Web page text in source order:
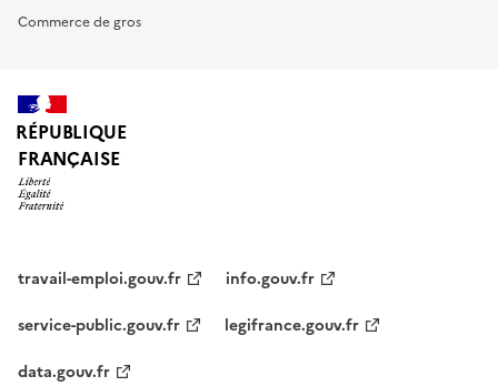
Commerce de gros
RÉPUBLIQUE
FRANÇAISE
travail-emploi.gouv.fr
info.gouv.fr
service-public.gouv.fr
legifrance.gouv.fr
data.gouv.fr